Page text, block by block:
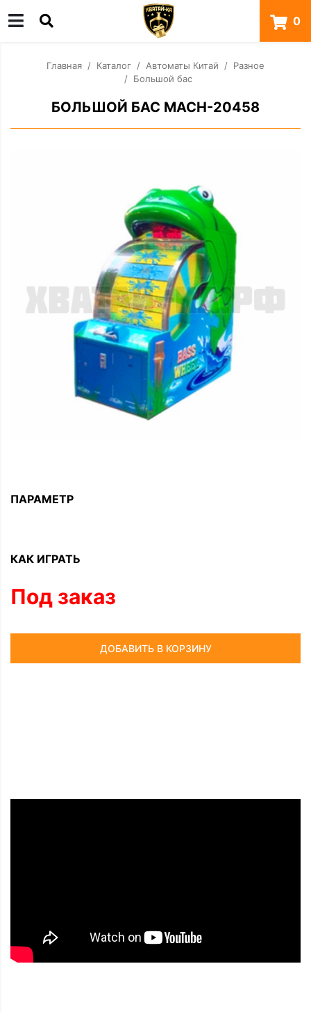
0
Главная Каталог Автоматы Китай
Разное
Большой бас
БОЛЬШОЙ БАС MACH-20458
ПАРАМЕТР
КАК ИГРАТЬ
Под заказ
ДОБАВИТЬ В КОРЗИНУ